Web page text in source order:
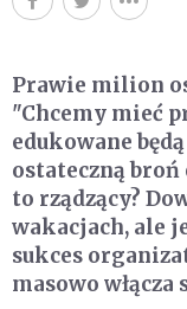
Prawie milion
"Chcemy mieć
edukowane
ostateczną
to rządzący?
wakacjach, ale
sukces
masowo włącza